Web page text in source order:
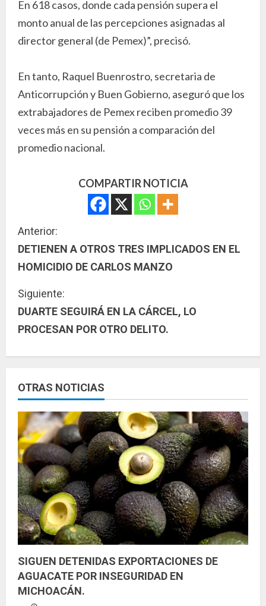
En 618 casos, donde cada pensión supera el
monto anual de las percepciones asignadas al
director general (de Pemex)”, precisó.
En tanto, Raquel Buenrostro, secretaria de
Anticorrupción y Buen Gobierno, aseguró que los
extrabajadores de Pemex reciben promedio 39
veces más en su pensión a comparación del
promedio nacional.
COMPARTIR NOTICIA
S
i
u
e
l
e
y
e
n
d
o
Anterior:
DETIENEN A OTROS TRES IMPLICADOS EN EL
HOMICIDIO DE CARLOS MANZO
Siguiente:
DUARTE SEGUIRÁ EN LA CÁRCEL, LO
PROCESAN POR OTRO DELITO.
OTRAS NOTICIAS
SIGUEN DETENIDAS EXPORTACIONES DE
AGUACATE POR INSEGURIDAD EN
MICHOACÁN.